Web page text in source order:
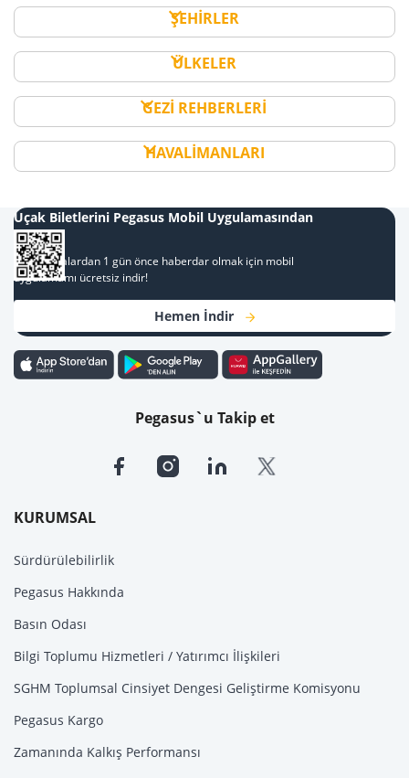
ŞEHİRLER
ÜLKELER
GEZİ REHBERLERİ
HAVALİMANLARI
KURUMSAL
Sürdürülebilirlik
Pegasus Hakkında
Basın Odası
Bilgi Toplumu Hizmetleri / Yatırımcı İlişkileri
SGHM Toplumsal Cinsiyet Dengesi Geliştirme Komisyonu
Pegasus Kargo
Zamanında Kalkış Performansı
Uçak Biletlerini Pegasus Mobil Uygulamasından
Al
Kampanyalardan 1 gün önce haberdar olmak için mobil
uygulamamı ücretsiz indir!
Hemen İndir
Pegasus`u Takip et